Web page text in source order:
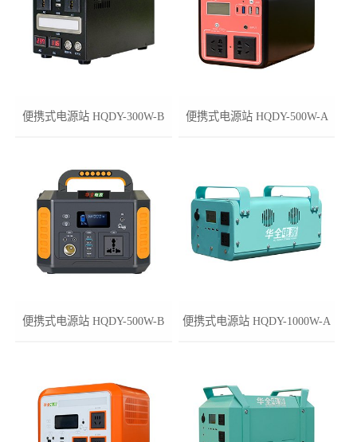
便携式电源站 HQDY-300W-B 便携式电源站 HQDY-500W-A
便携式电源站 HQDY-500W-B 便携式电源站 HQDY-1000W-A